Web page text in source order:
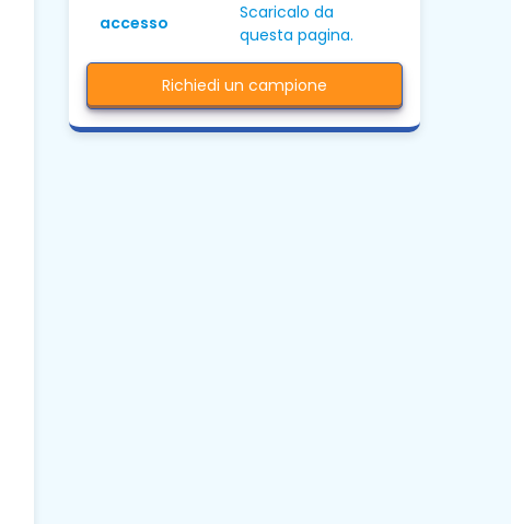
accesso
Scaricalo da
questa pagina.
Richiedi un campione